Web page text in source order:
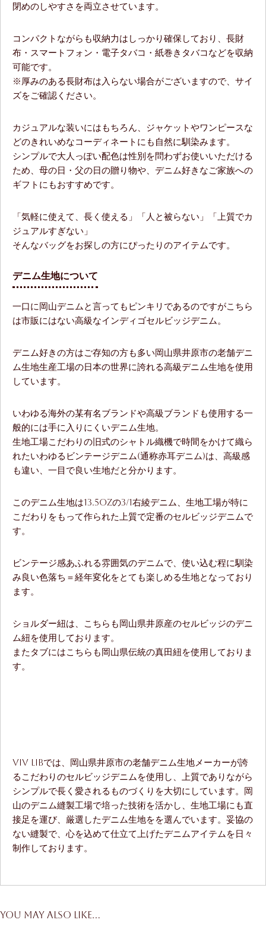
閉めのしやすさを両立させています。
コンパクトながらも収納力はしっかり確保しており、長財
布・スマートフォン・電子タバコ・紙巻きタバコなどを収納
可能です。
※厚みのある長財布は入らない場合がございますので、サイ
ズをご確認ください。
カジュアルな装いにはもちろん、ジャケットやワンピースな
どのきれいめなコーディネートにも自然に馴染みます。
シンプルで大人っぽい配色は性別を問わずお使いいただける
ため、母の日・父の日の贈り物や、デニム好きなご家族への
ギフトにもおすすめです。
「気軽に使えて、長く使える」「人と被らない」「上質でカ
ジュアルすぎない」
そんなバッグをお探しの方にぴったりのアイテムです。
デニム生地について
一口に岡山デニムと言ってもピンキリであるのですがこちら
は市販にはない高級なインディゴセルビッジデニム。
デニム好きの方はご存知の方も多い岡山県井原市の老舗デニ
ム生地生産工場の日本の世界に誇れる高級デニム生地を使用
しています。
いわゆる海外の某有名ブランドや高級ブランドも使用する一
般的には手に入りにくいデニム生地。
生地工場こだわりの旧式のシャトル織機で時間をかけて織ら
れたいわゆるビンテージデニム(通称赤耳デニム)は、高級感
も違い、一目で良い生地だと分かります。
このデニム生地は13.5ozの3/1右綾デニム、生地工場が特に
こだわりをもって作られた上質で定番のセルビッジデニムで
す。
ビンテージ感あふれる雰囲気のデニムで、使い込む程に馴染
み良い色落ち＝経年変化をとても楽しめる生地となっており
ます。
ショルダー紐は、こちらも岡山県井原産のセルビッジのデニ
ム紐を使用しております。
またタブにはこちらも岡山県伝統の真田紐を使用しておりま
す。
ViV LiBでは、岡山県井原市の老舗デニム生地メーカーが誇
るこだわりのセルビッジデニムを使用し、上質でありながら
シンプルで長く愛されるものづくりを大切にしています。岡
山のデニム縫製工場で培った技術を活かし、生地工場にも直
接足を運び、厳選したデニム生地をを選んでいます。妥協の
ない縫製で、心を込めて仕立て上げたデニムアイテムを日々
制作しております。
You may also like…